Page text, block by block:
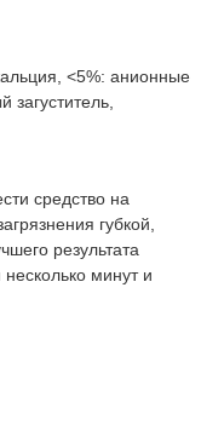
<5%: анионные
средство на
губкой,
результата
минут и